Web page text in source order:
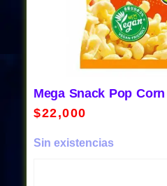
Mega Snack Pop
$22,000
Sin existencias